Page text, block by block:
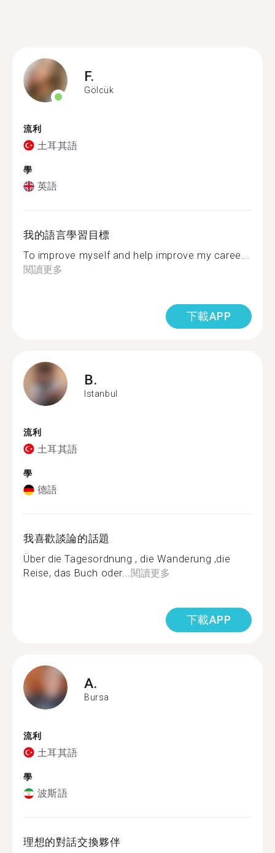
F.
Gölcük
流利
土耳其語
學
英語
我的語言學習目標
To improve myself and help improve my caree...
閱讀更多
下載APP
B.
Istanbul
流利
土耳其語
學
德語
我喜歡談論的話題
Über die Tagesordnung , die Wanderung ,die
Reise, das Buch oder...閱讀更多
下載APP
A.
Bursa
流利
土耳其語
學
波斯語
理想的對話交換夥伴